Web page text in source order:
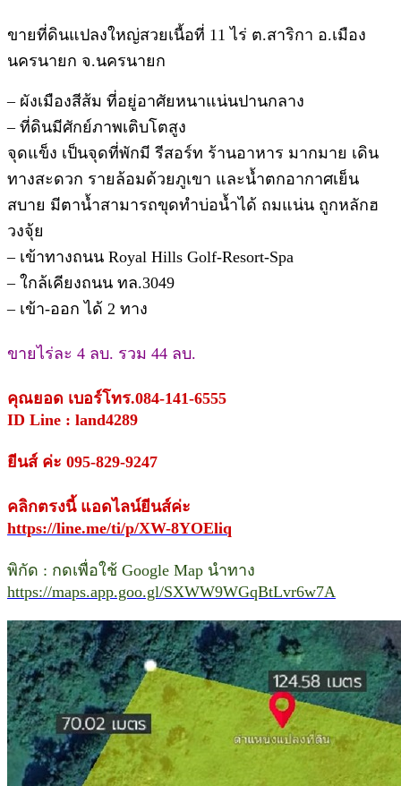
ขายที่ดินแปลงใหญ่สวยเนื้อที่ 11 ไร่ ต.สาริกา อ.เมือง
นครนายก จ.นครนายก
– ผังเมืองสีส้ม ที่อยู่อาศัยหนาแน่นปานกลาง
– ที่ดินมีศักย์ภาพเติบโตสูง
จุดแข็ง เป็นจุดที่พักมี รีสอร์ท ร้านอาหาร มากมาย เดิน
ทางสะดวก รายล้อมด้วยภูเขา และน้ำตกอากาศเย็น
สบาย มีตาน้ำสามารถขุดทำบ่อน้ำได้ ถมแน่น ถูกหลักฮ
วงจุ้ย
– เข้าทางถนน Royal Hills Golf-Resort-Spa
– ใกล้เคียงถนน ทล.3049
– เข้า-ออก ได้ 2 ทาง
ขายไร่ละ 4 ลบ. รวม 44 ลบ.
คุณยอด เบอร์โทร.084-141-6555
ID Line : land4289
ยีนส์ ค่ะ 095-829-9247
คลิกตรงนี้ แอดไลน์ยีนส์ค่ะ
https://line.me/ti/p/XW-8YOEliq
พิกัด : กดเพื่อใช้ Google Map นำทาง
https://maps.app.goo.gl/SXWW9WGqBtLvr6w7A